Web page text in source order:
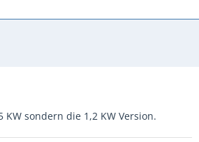
sondern die 1,2 KW Version.